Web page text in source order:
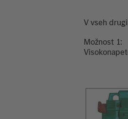
V vseh
Možnost